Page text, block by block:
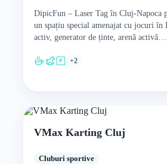
DipicFun – Laser Tag în Cluj-Napoca
un spațiu special amenajat cu jocuri în
activ, generator de ținte, arenă activă…
+2
VMax Karting Cluj
Cluburi sportive